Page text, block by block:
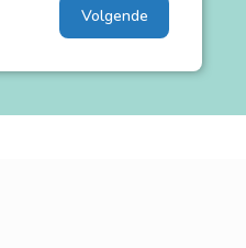
Volgende